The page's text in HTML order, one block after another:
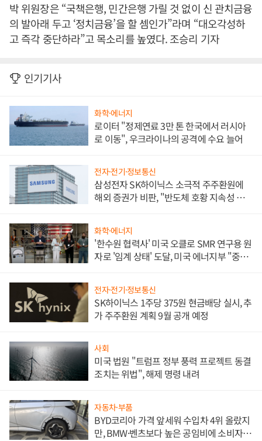
박 위원장은 “국책은행, 민간은행 가릴 것 없이 신 관치금융
의 발아래 두고 ‘정치금융’을 할 셈인가”라며 “대오각성하
고 즉각 중단하라”고 목소리를 높였다. 조승리 기자
인기기사
화학·에너지
로이터 "정제연료 3만 톤 한국에서 러시아
로 이동", 우크라이나의 공격에 수요 늘어
전자·전기·정보통신
삼성전자 SK하이닉스 소극적 주주환원에
해외 증권가 비판, "반도체 호황 지속성 의
화학·에너지
'한수원 협력사' 미국 오클로 SMR 연구용 원
자로 '임계 상태' 도달, 미국 에너지부 "중요
전자·전기·정보통신
SK하이닉스 1주당 375원 현금배당 실시, 추
가 주주환원 계획 9월 공개 예정
사회
미국 법원 "트럼프 정부 풍력 프로젝트 동결
조치는 위법", 해제 명령 내려
자동차·부품
BYD코리아 가격 앞세워 수입차 4위 올랐지
만, BMW·벤츠보다 높은 공임비에 소비자